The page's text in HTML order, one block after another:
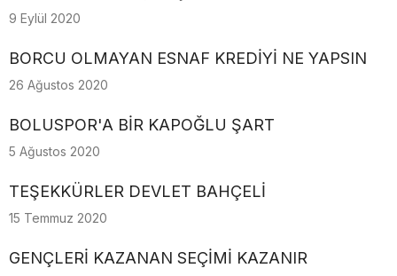
9 Eylül 2020
BORCU OLMAYAN ESNAF KREDİYİ NE YAPSIN
26 Ağustos 2020
BOLUSPOR'A BİR KAPOĞLU ŞART
5 Ağustos 2020
TEŞEKKÜRLER DEVLET BAHÇELİ
15 Temmuz 2020
GENÇLERİ KAZANAN SEÇİMİ KAZANIR